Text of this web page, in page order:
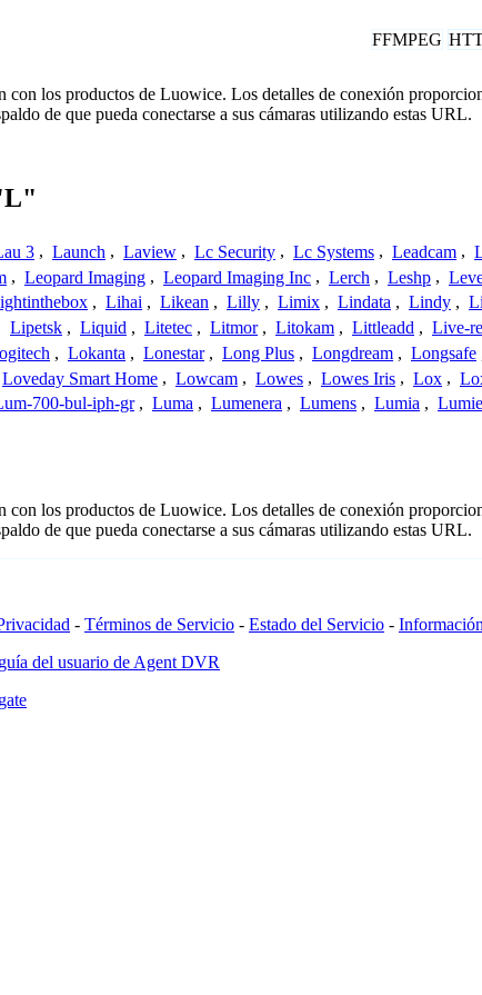
FFMPEG
los productos de Luowice. Los detalles de conexión
de que pueda conectarse a sus cámaras utilizando estas URL.
3 , Launch , Laview , Lc Security , Lc Systems , Leadcam ,
, Leopard Imaging , Leopard Imaging Inc , Lerch , Leshp ,
, Lihai , Likean , Lilly , Limix , Lindata , Lindy ,
Lipetsk , Liquid , Litetec , Litmor , Litokam , Littleadd , Live-
, Lokanta , Lonestar , Long Plus , Longdream , Longsafe
Loveday Smart Home , Lowcam , Lowes , Lowes Iris , Lox ,
700-bul-iph-gr , Luma , Lumenera , Lumens , Lumia ,
los productos de Luowice. Los detalles de conexión
de que pueda conectarse a sus cámaras utilizando estas URL.
- Términos de Servicio - Estado del Servicio -
guía del usuario de Agent DVR